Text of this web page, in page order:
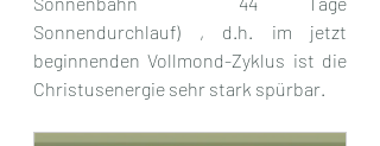
Sonnendurchlauf) , d.h. im jetzt
beginnenden Vollmond-Zyklus ist die
Christusenergie sehr stark spürbar.